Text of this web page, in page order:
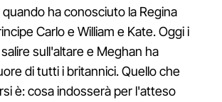
ha conosciuto la Regina
Carlo e William e Kate. Oggi i
sull'altare e Meghan ha
di tutti i britannici. Quello che
è: cosa indosserà per l'atteso